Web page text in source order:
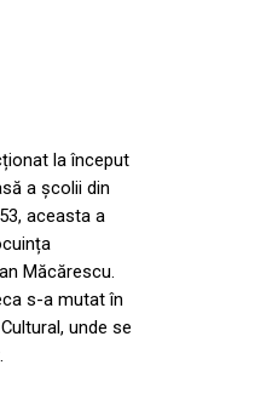
la început
a şcolii din
aceasta a
Măcărescu.
s-a mutat în
unde se